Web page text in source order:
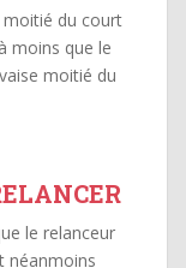
moitié du court
moins que le
moitié du
le relanceur
néanmoins